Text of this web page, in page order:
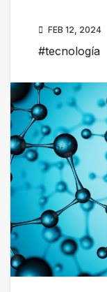
FEB 12, 2024
#tecnología